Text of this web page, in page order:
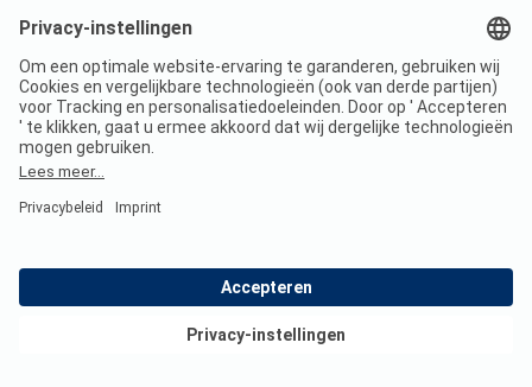
Verblijf bij de kleine
rots
Fabien B
Bekijk deals